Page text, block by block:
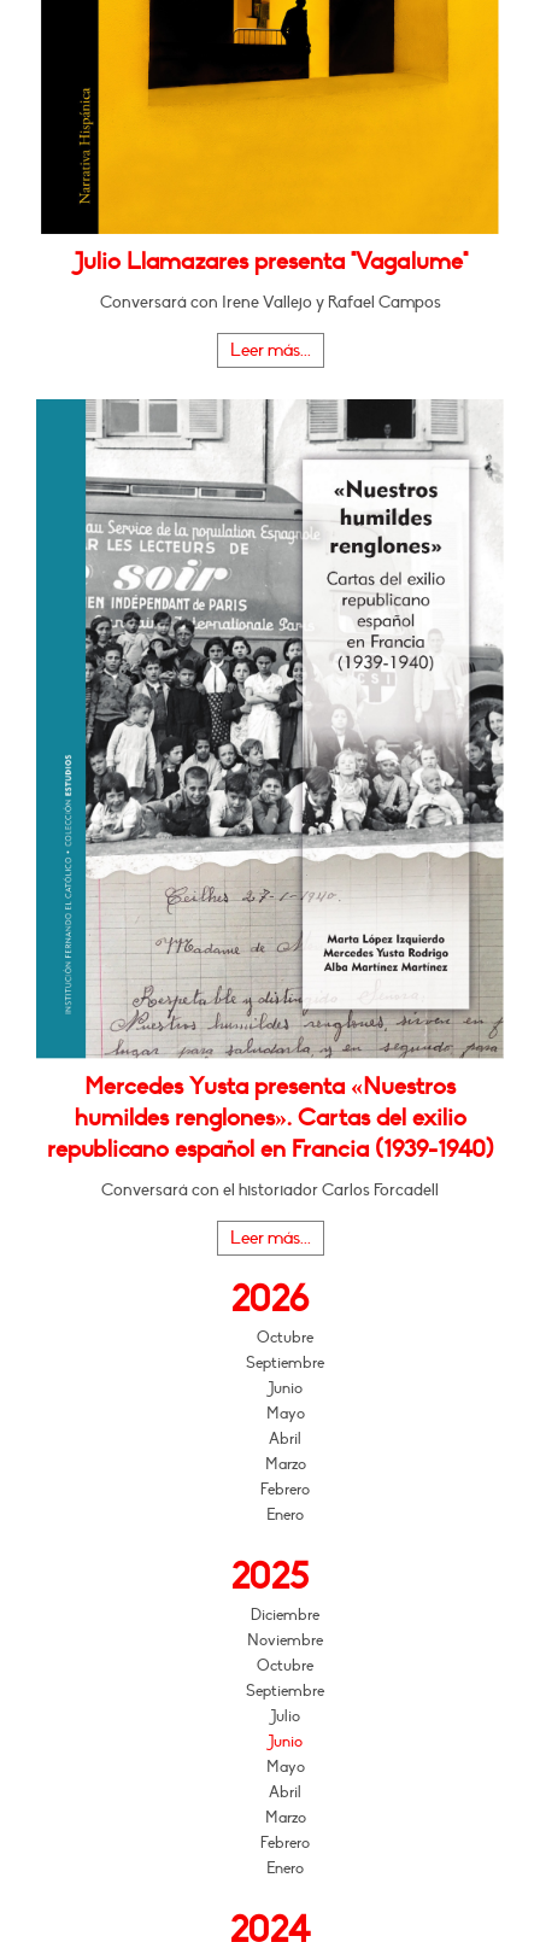
Julio Llamazares presenta "Vagalume"
Conversará con Irene Vallejo y Rafael Campos
Leer más...
Mercedes Yusta presenta «Nuestros
humildes renglones». Cartas del exilio
republicano español en Francia (1939-1940)
Conversará con el historiador Carlos Forcadell
Leer más...
2026
Octubre
Septiembre
Junio
Mayo
Abril
Marzo
Febrero
Enero
2025
Diciembre
Noviembre
Octubre
Septiembre
Julio
Junio
Mayo
Abril
Marzo
Febrero
Enero
2024